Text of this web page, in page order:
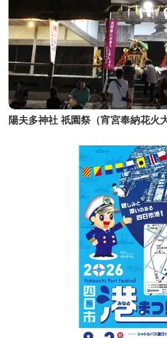
陽夫多神社 祇園祭（宵宮奉納花火